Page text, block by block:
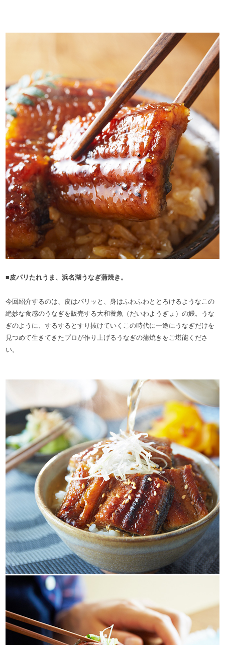
■皮パリたれうま、浜名湖うなぎ蒲焼き。
今回紹介するのは、皮はパリッと、身はふわふわととろけるようなこの
絶妙な食感のうなぎを販売する大和養魚（だいわようぎょ）の鰻。うな
ぎのように、するするとすり抜けていくこの時代に一途にうなぎだけを
見つめて生きてきたプロが作り上げるうなぎの蒲焼きをご堪能くださ
い。